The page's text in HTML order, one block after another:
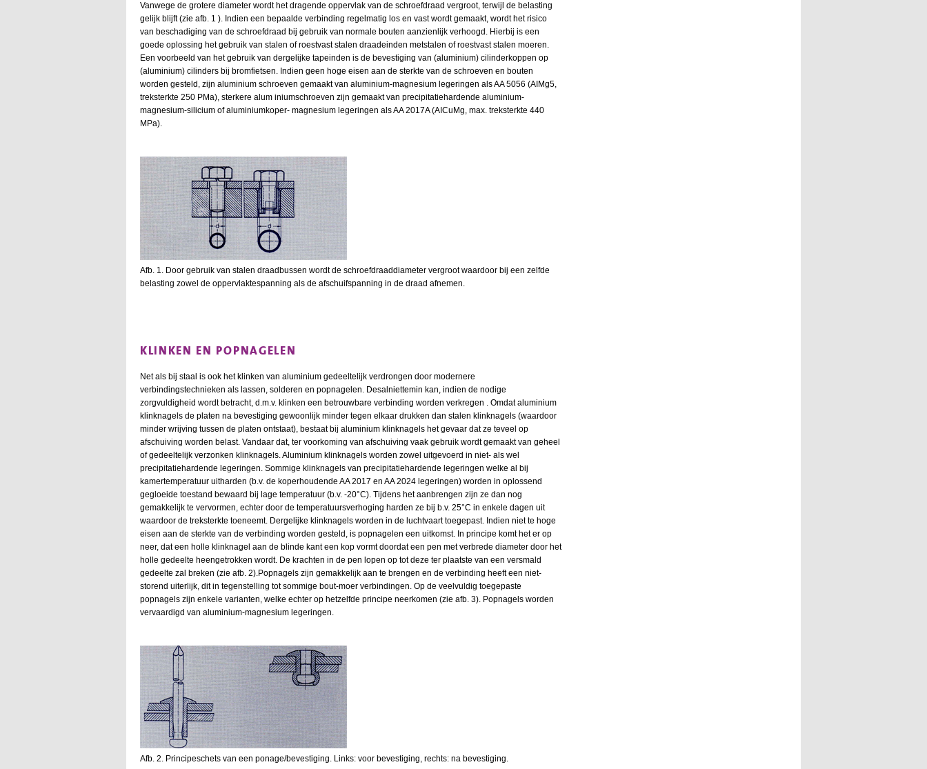
Vanwege de grotere diameter wordt het dragende oppervlak van de schroefdraad vergroot, terwijl de belasting
gelijk blijft (zie afb. 1 ). Indien een bepaalde verbinding regelmatig los en vast wordt gemaakt, wordt het risico
van beschadiging van de schroefdraad bij gebruik van normale bouten aanzienlijk verhoogd. Hierbij is een
goede oplossing het gebruik van stalen of roestvast stalen draadeinden metstalen of roestvast stalen moeren.
Een voorbeeld van het gebruik van dergelijke tapeinden is de bevestiging van (aluminium) cilinderkoppen op
(aluminium) cilinders bij bromfietsen. Indien geen hoge eisen aan de sterkte van de schroeven en bouten
worden gesteld, zijn aluminium schroeven gemaakt van aluminium-magnesium legeringen als AA 5056 (AIMg5,
treksterkte 250 PMa), sterkere alum iniumschroeven zijn gemaakt van precipitatiehardende aluminium-
magnesium-silicium of aluminiumkoper- magnesium legeringen als AA 2017A (AICuMg, max. treksterkte 440
MPa).
Afb. 1. Door gebruik van stalen draadbussen wordt de schroefdraaddiameter vergroot waardoor bij een zelfde
belasting zowel de oppervlaktespanning als de afschuifspanning in de draad afnemen.
KLINKEN EN POPNAGELEN
Net als bij staal is ook het klinken van aluminium gedeeltelijk verdrongen door modernere
verbindingstechnieken als lassen, solderen en popnagelen. Desalniettemin kan, indien de nodige
zorgvuldigheid wordt betracht, d.m.v. klinken een betrouwbare verbinding worden verkregen . Omdat aluminium
klinknagels de platen na bevestiging gewoonlijk minder tegen elkaar drukken dan stalen klinknagels (waardoor
minder wrijving tussen de platen ontstaat), bestaat bij aluminium klinknagels het gevaar dat ze teveel op
afschuiving worden belast. Vandaar dat, ter voorkoming van afschuiving vaak gebruik wordt gemaakt van geheel
of gedeeltelijk verzonken klinknagels. Aluminium klinknagels worden zowel uitgevoerd in niet- als wel
precipitatiehardende legeringen. Sommige klinknagels van precipitatiehardende legeringen welke al bij
kamertemperatuur uitharden (b.v. de koperhoudende AA 2017 en AA 2024 legeringen) worden in oplossend
gegloeide toestand bewaard bij lage temperatuur (b.v. -20°C). Tijdens het aanbrengen zijn ze dan nog
gemakkelijk te vervormen, echter door de temperatuursverhoging harden ze bij b.v. 25°C in enkele dagen uit
waardoor de treksterkte toeneemt. Dergelijke klinknagels worden in de luchtvaart toegepast. Indien niet te hoge
eisen aan de sterkte van de verbinding worden gesteld, is popnagelen een uitkomst. In principe komt het er op
neer, dat een holle klinknagel aan de blinde kant een kop vormt doordat een pen met verbrede diameter door het
holle gedeelte heengetrokken wordt. De krachten in de pen lopen op tot deze ter plaatste van een versmald
gedeelte zal breken (zie afb. 2).Popnagels zijn gemakkelijk aan te brengen en de verbinding heeft een niet-
storend uiterlijk, dit in tegenstelling tot sommige bout-moer verbindingen. Op de veelvuldig toegepaste
popnagels zijn enkele varianten, welke echter op hetzelfde principe neerkomen (zie afb. 3). Popnagels worden
vervaardigd van aluminium-magnesium legeringen.
Afb. 2. Principeschets van een ponage/bevestiging. Links: voor bevestiging, rechts: na bevestiging.